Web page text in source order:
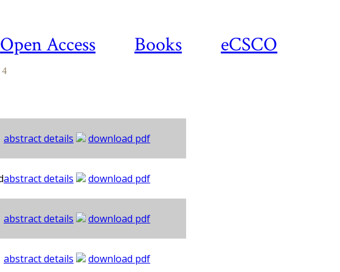
Open Access Books eCSCO
abstract details
download pdf
abstract details
download pdf
abstract details
download pdf
abstract details
download pdf